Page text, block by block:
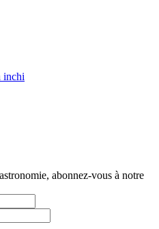
Telegram
inchi
abonnez-vous à notre